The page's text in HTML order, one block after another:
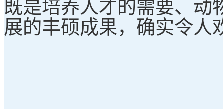
既是培养人才的需要、动
展的丰硕成果，确实令人